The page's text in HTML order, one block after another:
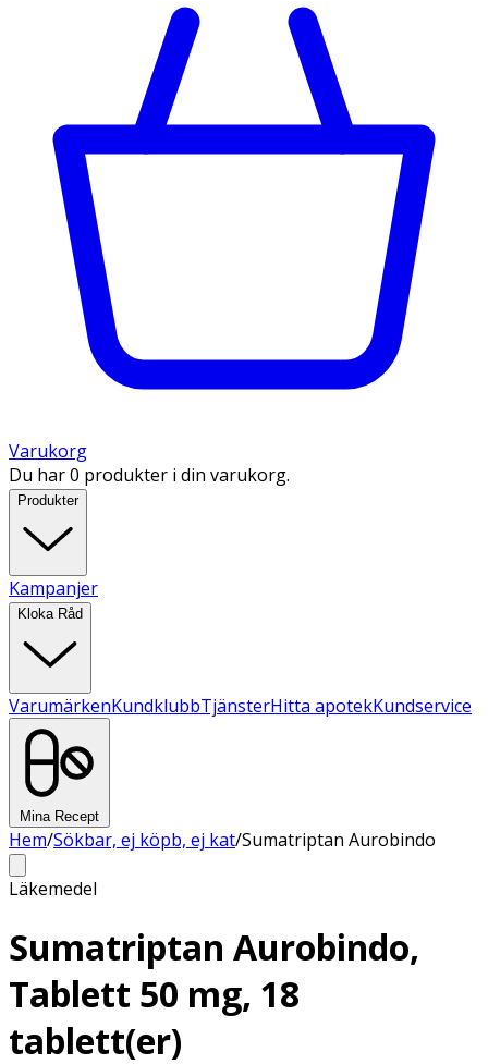
Varukorg
Du har 0 produkter i din varukorg.
Produkter
Kampanjer
Kloka Råd
VarumärkenKundklubbTjänsterHitta apotekKundservice
Mina Recept
Hem/Sökbar, ej köpb, ej kat/Sumatriptan Aurobindo
Läkemedel
Sumatriptan Aurobindo,
Tablett 50 mg, 18
tablett(er)